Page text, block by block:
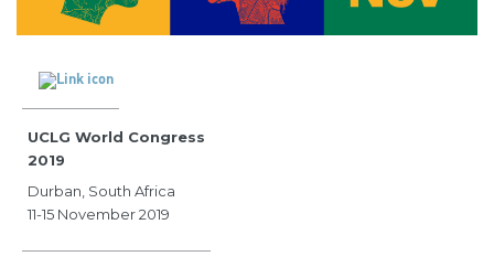
UCLG World Congress
2019
Durban, South Africa
11-15 November 2019